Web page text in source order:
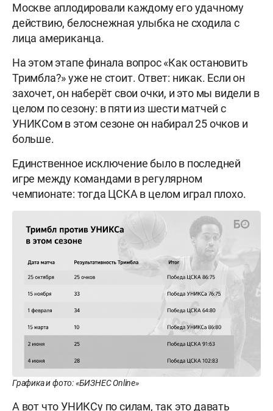
Москве аплодировали каждому его удачному
действию, белоснежная улыбка не сходила с
лица американца.
На этом этапе финала вопрос «Как остановить
Тримбла?» уже не стоит. Ответ: никак. Если он
захочет, он наберёт свои очки, и это мы видели в
целом по сезону: в пяти из шести матчей с
УНИКСом в этом сезоне он набирал 25 очков и
больше.
Единственное исключение было в последней
игре между командами в регулярном
чемпионате: тогда ЦСКА в целом играл плохо.
Графика и фото: «БИЗНЕС Online»
А вот что УНИКСу по силам, так это давать